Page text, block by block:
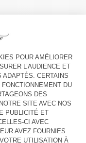
et le vendredi 14
MAGASIN